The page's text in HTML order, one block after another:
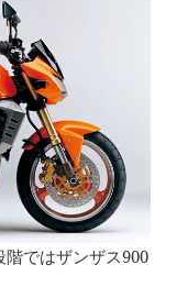
ではザンザス900